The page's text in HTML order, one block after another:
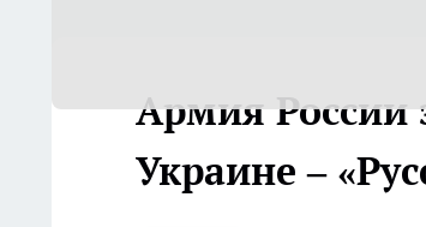
Армия России
Украине –